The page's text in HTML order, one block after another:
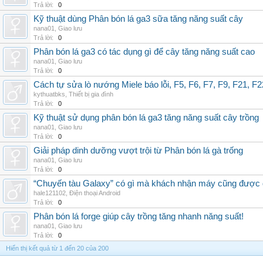
Trả lời:
0
Kỹ thuật dùng Phân bón lá ga3 sữa tăng năng suất cây
nana01
Giao lưu
Trả lời:
0
Phân bón lá ga3 có tác dụng gì để cây tăng năng suất cao
nana01
Giao lưu
Trả lời:
0
Cách tự sửa lò nướng Miele báo lỗi, F5, F6, F7, F9, F21,
kythuatbks Thiết bị gia đình
Trả lời:
0
Kỹ thuật sử dụng phân bón lá ga3 tăng năng suất cây trồng
nana01
Giao lưu
Trả lời:
0
Giải pháp dinh dưỡng vượt trội từ Phân bón lá gà trống
nana01
Giao lưu
Trả lời:
0
“Chuyến tàu Galaxy” có gì mà khách nhận máy cũng được
hale121102 Điện thoại Android
Trả lời:
0
Phân bón lá forge giúp cây trồng tăng nhanh năng suất!
nana01
Giao lưu
Trả lời:
0
Hiển thị kết quả từ 1 đến 20 của 200